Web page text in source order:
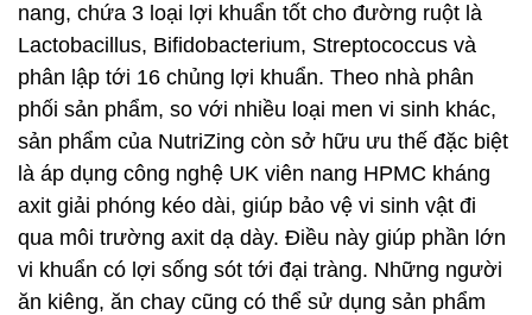
nang, chứa 3 loại lợi khuẩn tốt cho đường ruột là
Lactobacillus, Bifidobacterium, Streptococcus và
phân lập tới 16 chủng lợi khuẩn. Theo nhà phân
phối sản phẩm, so với nhiều loại men vi sinh khác,
sản phẩm của NutriZing còn sở hữu ưu thế đặc biệt
là áp dụng công nghệ UK viên nang HPMC kháng
axit giải phóng kéo dài, giúp bảo vệ vi sinh vật đi
qua môi trường axit dạ dày. Điều này giúp phần lớn
vi khuẩn có lợi sống sót tới đại tràng. Những người
ăn kiêng, ăn chay cũng có thể sử dụng sản phẩm